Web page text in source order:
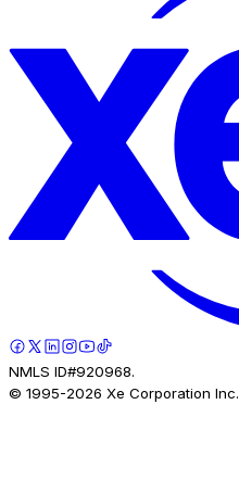
NMLS ID#920968.
© 1995-2026 Xe Corporation Inc.